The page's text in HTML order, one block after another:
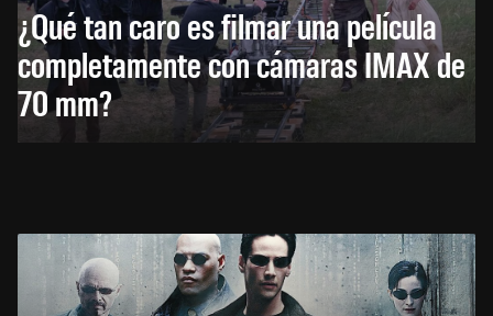
¿Qué tan caro es filmar una película
completamente con cámaras IMAX de
70 mm?